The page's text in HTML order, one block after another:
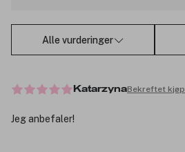
Alle vurderinger
KatarzynaBekreftet
Jeg anbefaler!